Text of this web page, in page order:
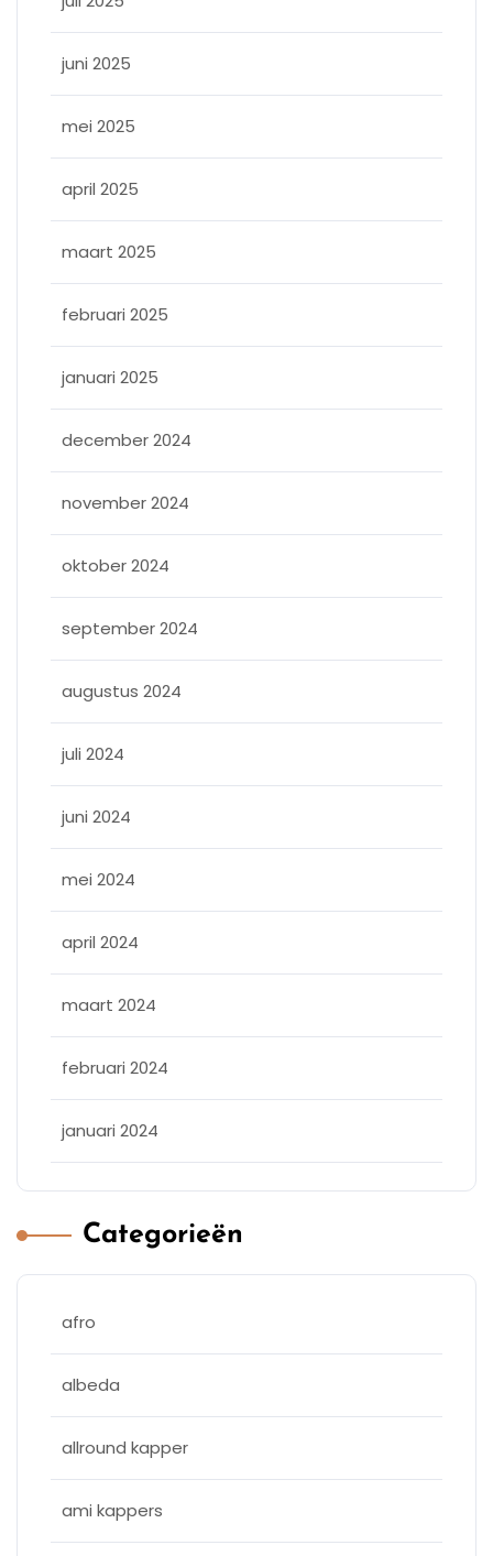
juni 2025
mei 2025
april 2025
maart 2025
februari 2025
januari 2025
december 2024
november 2024
oktober 2024
september 2024
augustus 2024
juli 2024
juni 2024
mei 2024
april 2024
maart 2024
februari 2024
januari 2024
Categorieën
afro
albeda
allround kapper
ami kappers